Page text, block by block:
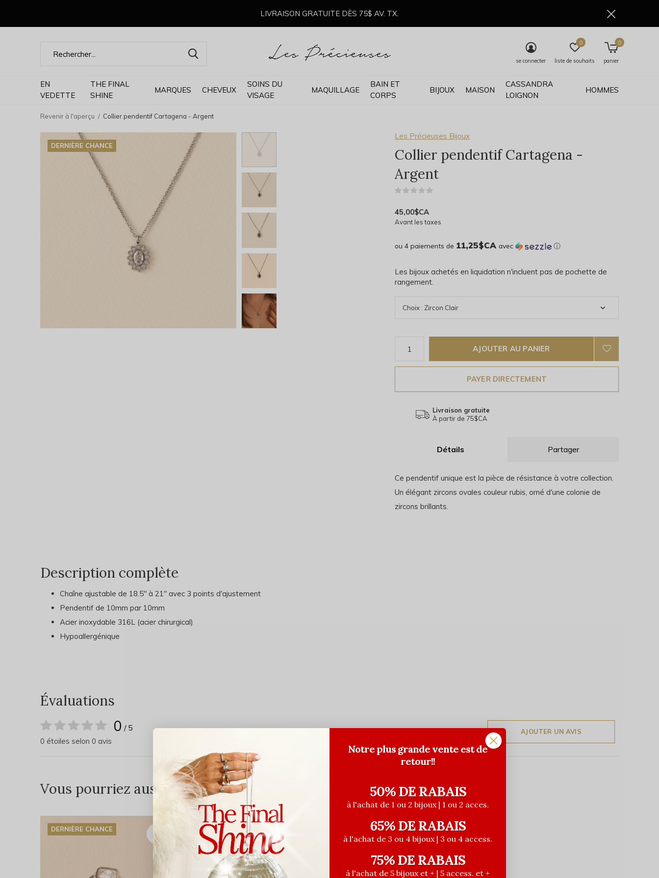
EN
VEDETTE
THE FINAL
SHINE
MARQUES CHEVEUX
SOINS DU
VISAGE
MAQUILLAGE
BAIN ET
CORPS
BIJOUX MAISON
CASSANDRA
LOIGNON
HOMMES
se connecter liste de souhaits
0
panier
0
LIVRAISON GRATUITE DÈS 75$ AV. TX.
Revenir à l'aperçu Collier pendentif Cartagena - Argent
DERNIÈRE CHANCE
Les Précieuses Bijoux
Collier pendentif Cartagena -
Argent
45,00$CA
Avant les taxes
ou 4 paiements de 11,25$CA avec ⓘ
Les bijoux achetés en liquidation n'incluent pas de pochette de
rangement.
AJOUTER AU PANIER
PAYER DIRECTEMENT
Livraison gratuite
À partir de 75$CA
Détails Partager
Ce pendentif unique est la pièce de résistance à votre collection.
Un élégant zircons ovales couleur rubis, orné d'une colonie de
zircons brillants.
Description complète
Chaîne ajustable de 18.5" à 21" avec 3 points d'ajustement
Pendentif de 10mm par 10mm
Acier inoxydable 316L (acier chirurgical)
Hypoallergénique
Évaluations
0 / 5
0 étoiles selon 0 avis
AJOUTER UN AVIS
Vous pourriez aussi aimer...
DERNIÈRE CHANCE DERNIÈRE CHANCE
Notre plus grande vente est de
retour!!
50% DE RABAIS
à l'achat de 1 ou 2 bijoux | 1 ou 2 acces.
65% DE RABAIS
à l'achat de 3 ou 4 bijoux | 3 ou 4 access.
75% DE RABAIS
à l'achat de 5 bijoux et + | 5 access. et +